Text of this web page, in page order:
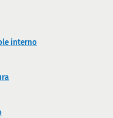
interno